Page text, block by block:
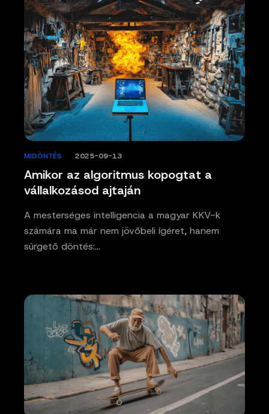
Amikor az algoritmus kopogtat a
vállalkozásod ajtaján
MIDÖNTÉS 2025-09-13
A mesterséges intelligencia a magyar KKV-k
számára ma már nem jövőbeli ígéret, hanem
sürgető döntés:…